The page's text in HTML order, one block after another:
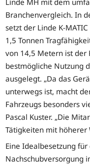
Branchenvergleich. In
setzt der Linde K-
1,5 Tonnen
von 14,5 Metern ist der
bestmögliche Nutzung
ausgelegt. „Da das
unterwegs ist, macht
Fahrzeugs besonders
Pascal Kuster. „Die
Tätigkeiten mit höherer
Eine Idealbesetzung
Nachschubversorgung